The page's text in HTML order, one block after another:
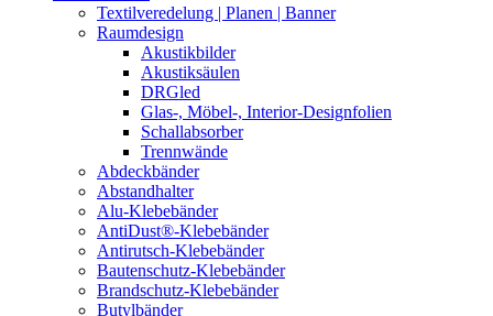
Textilveredelung | Planen | Banner
Raumdesign
Akustikbilder
Akustiksäulen
DRGled
Glas-, Möbel-, Interior-Designfolien
Schallabsorber
Trennwände
Abdeckbänder
Abstandhalter
Alu-Klebebänder
AntiDust®-Klebebänder
Antirutsch-Klebebänder
Bautenschutz-Klebebänder
Brandschutz-Klebebänder
Butylbänder